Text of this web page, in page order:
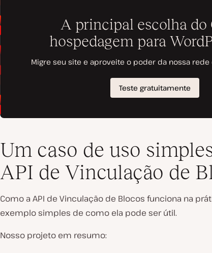
Um caso de uso
API de Vinculação de
Como a API de Vinculação de Blocos funciona na
exemplo simples de como ela pode ser útil.
Nosso projeto em resumo: